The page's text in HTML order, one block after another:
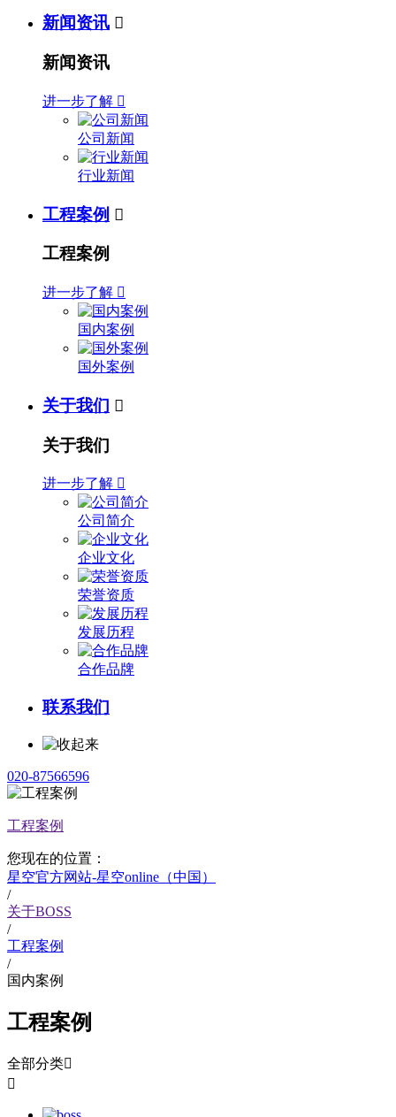
新闻资讯 
新闻资讯
进一步了解 
公司新闻
行业新闻
工程案例 
工程案例
进一步了解 
国内案例
国外案例
关于我们 
关于我们
进一步了解 
公司简介
企业文化
荣誉资质
发展历程
合作品牌
联系我们
020-87566596
工程案例
您现在的位置：
星空官方网站-星空online（中国）
/
关于BOSS
/
工程案例
/
国内案例
工程案例
全部分类
